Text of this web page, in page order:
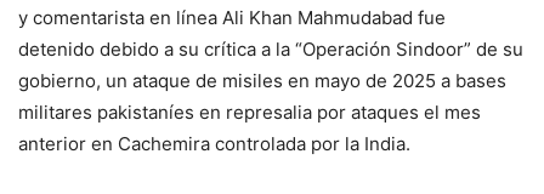
y comentarista en línea Ali Khan Mahmudabad fue
detenido debido a su crítica a la “Operación Sindoor” de su
gobierno, un ataque de misiles en mayo de 2025 a bases
militares pakistaníes en represalia por ataques el mes
anterior en Cachemira controlada por la India.